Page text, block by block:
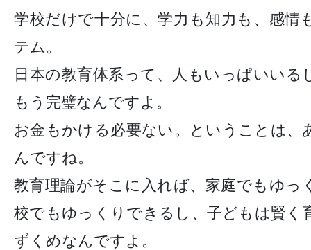
学校だけで十分に、学力も知力も、感情
テム。
日本の教育体系って、人もいっぱいいる
もう完璧なんですよ。
お金もかける必要ない。ということは、
んですね。
教育理論がそこに入れば、家庭でもゆっ
校でもゆっくりできるし、子どもは賢く
ずくめなんですよ。